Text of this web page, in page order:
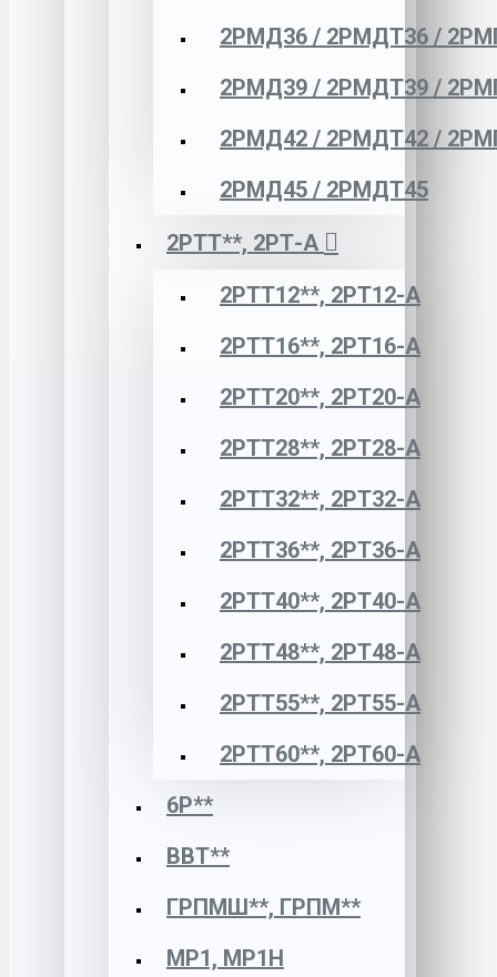
2РМД36 / 2РМДТ36 /
2РМД39 / 2РМДТ39 /
2РМД42 / 2РМДТ42 /
2РМД45 / 2РМДТ45
2РТТ**, 2РТ-А
2РТТ12**, 2РТ12-А
2РТТ16**, 2РТ16-А
2РТТ20**, 2РТ20-А
2РТТ28**, 2РТ28-А
2РТТ32**, 2РТ32-А
2РТТ36**, 2РТ36-А
2РТТ40**, 2РТ40-А
2РТТ48**, 2РТ48-А
2РТТ55**, 2РТ55-А
2РТТ60**, 2РТ60-А
6Р**
ВВТ**
ГРПМШ**, ГРПМ**
МР1, МР1Н